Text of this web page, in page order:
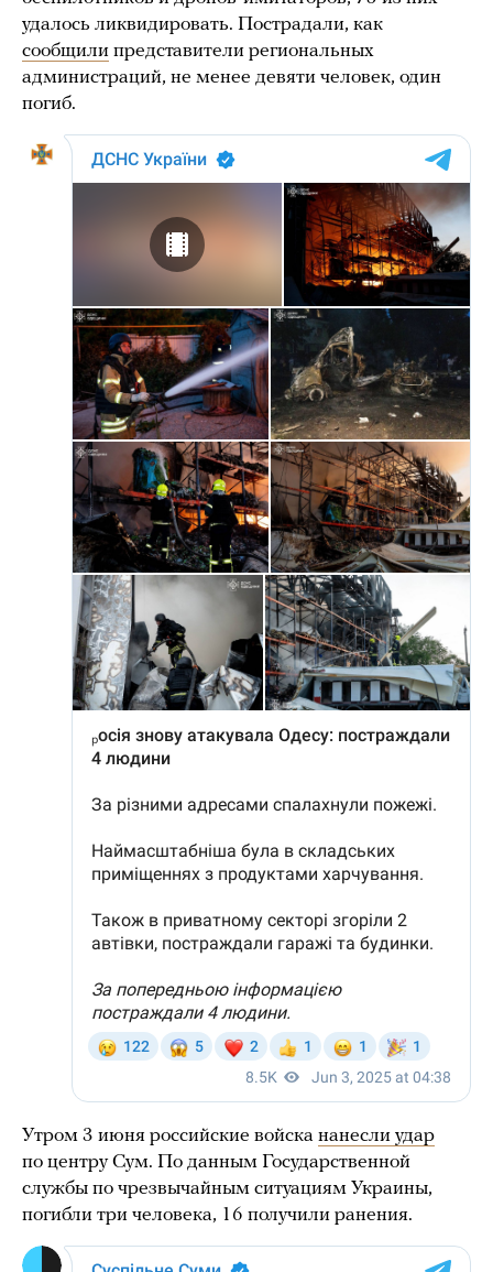
удалось ликвидировать. Пострадали, как
сообщили представители региональных
администраций, не менее девяти человек, один
погиб.
Утром 3 июня российские войска нанесли удар
по центру Сум. По данным Государственной
службы по чрезвычайным ситуациям Украины,
погибли три человека, 16 получили ранения.